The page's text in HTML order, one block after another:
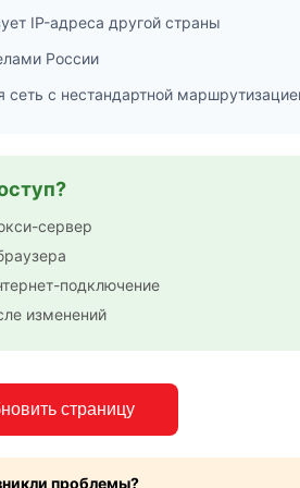
IP-адреса другой страны
России
сеть с нестандартной
сервер
подключение
изменений
страницу
проблемы?